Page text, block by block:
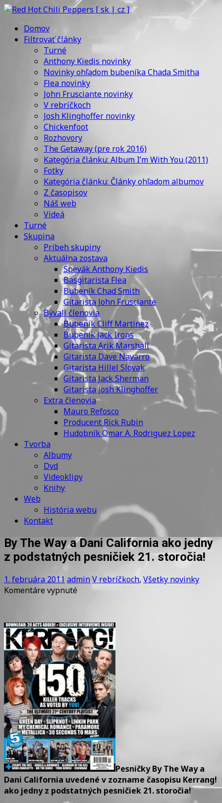
Domov
Filtrovať články
Turné
Anthony Kiedis novinky
Novinky ohľadom bubeníka Chada Smitha
Flea novinky
John Frusciante novinky
V rebríčkoch
Josh Klinghoffer novinky
Chickenfoot
Rozhovory
The Getaway (pre rok 2016)
Kategória článku: Album I’m With You (2011)
Fotky
Kategória článku: Články ohľadom albumov
Z časopisov
Náš web
Videá
Turné
Skupina
Príbeh skupiny
Aktuálna zostava
Spevák Anthony Kiedis
Basgitarista Flea
Bubeník Chad Smith
Gitarista John Frusciante
Bývalí členovia
Bubeník Cliff Martinez
Bubeník Jack Irons
Gitarista Arik Marshall
Gitarista Dave Navarro
Gitarista Hillel Slovak
Gitarista Jack Sherman
Gitarista Josh Klinghoffer
Extra členovia
Mauro Refosco
Producent Rick Rubin
Hudobník Omar A. Rodriguez Lopez
Tvorba
Albumy
Dvd
Videoklipy
Knihy
Web
História webu
Kontakt
By The Way a Dani California ako jedny
z podstatných pesničiek 21. storočia!
1. februára 2011 adminV rebríčkoch, Všetky novinky
Komentáre vypnuténa
Way
a
Dani
California
ako
jedny
z
podstatných
pesničiek
21.
storočia!
Pesničky By The Way a
Dani California uvedené v zozname časopisu Kerrang!
ako jedny z podstatných pesničiek 21. storočia!